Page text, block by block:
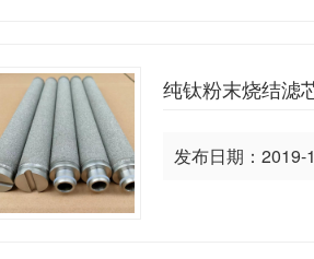
纯钛粉末烧结滤
发布日期：